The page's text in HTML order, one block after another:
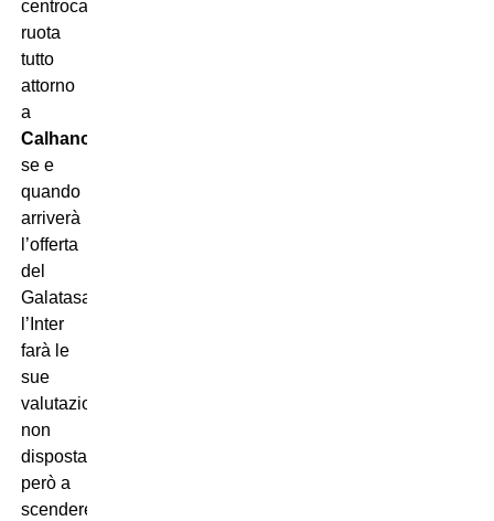
centrocampo
ruota
tutto
attorno
a
Calhanoglu
se e
quando
arriverà
l’offerta
del
Galatasaray,
l’Inter
farà le
sue
valutazioni,
non
disposta
però a
scendere